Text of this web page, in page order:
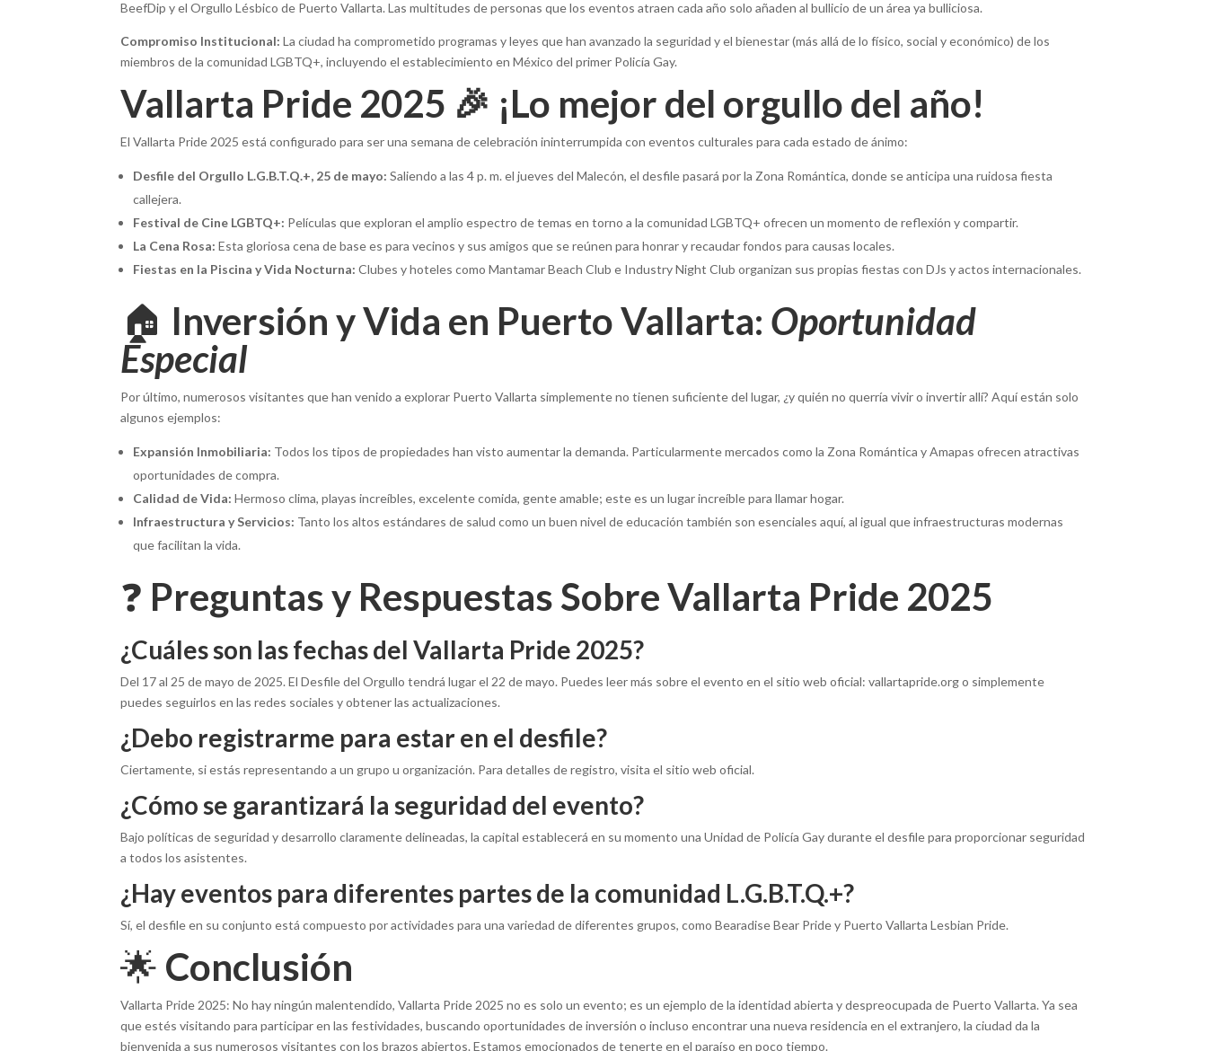
BeefDip y el Orgullo Lésbico de Puerto Vallarta. Las multitudes de personas que los eventos atraen cada año solo añaden al bullicio de un área ya bulliciosa.
Compromiso Institucional: La ciudad ha comprometido programas y leyes que han avanzado la seguridad y el bienestar (más allá de lo físico, social y económico) de los
miembros de la comunidad LGBTQ+, incluyendo el establecimiento en México del primer Policía Gay.
Vallarta Pride 2025 🎉 ¡Lo mejor del orgullo del año!
El Vallarta Pride 2025 está configurado para ser una semana de celebración ininterrumpida con eventos culturales para cada estado de ánimo:
Desfile del Orgullo L.G.B.T.Q.+, 25 de mayo: Saliendo a las 4 p. m. el jueves del Malecón, el desfile pasará por la Zona Romántica, donde se anticipa una ruidosa fiesta
callejera.
Festival de Cine LGBTQ+: Películas que exploran el amplio espectro de temas en torno a la comunidad LGBTQ+ ofrecen un momento de reflexión y compartir.
La Cena Rosa: Esta gloriosa cena de base es para vecinos y sus amigos que se reúnen para honrar y recaudar fondos para causas locales.
Fiestas en la Piscina y Vida Nocturna: Clubes y hoteles como Mantamar Beach Club e Industry Night Club organizan sus propias fiestas con DJs y actos internacionales.
🏠 Inversión y Vida en Puerto Vallarta: Oportunidad
Especial
Por último, numerosos visitantes que han venido a explorar Puerto Vallarta simplemente no tienen suficiente del lugar, ¿y quién no querría vivir o invertir allí? Aquí están solo
algunos ejemplos:
Expansión Inmobiliaria: Todos los tipos de propiedades han visto aumentar la demanda. Particularmente mercados como la Zona Romántica y Amapas ofrecen atractivas
oportunidades de compra.
Calidad de Vida: Hermoso clima, playas increíbles, excelente comida, gente amable; este es un lugar increíble para llamar hogar.
Infraestructura y Servicios: Tanto los altos estándares de salud como un buen nivel de educación también son esenciales aquí, al igual que infraestructuras modernas
que facilitan la vida.
❓ Preguntas y Respuestas Sobre Vallarta Pride 2025
¿Cuáles son las fechas del Vallarta Pride 2025?
Del 17 al 25 de mayo de 2025. El Desfile del Orgullo tendrá lugar el 22 de mayo. Puedes leer más sobre el evento en el sitio web oficial: vallartapride.org o simplemente
puedes seguirlos en las redes sociales y obtener las actualizaciones.
¿Debo registrarme para estar en el desfile?
Ciertamente, si estás representando a un grupo u organización. Para detalles de registro, visita el sitio web oficial.
¿Cómo se garantizará la seguridad del evento?
Bajo políticas de seguridad y desarrollo claramente delineadas, la capital establecerá en su momento una Unidad de Policía Gay durante el desfile para proporcionar seguridad
a todos los asistentes.
¿Hay eventos para diferentes partes de la comunidad L.G.B.T.Q.+?
Sí, el desfile en su conjunto está compuesto por actividades para una variedad de diferentes grupos, como Bearadise Bear Pride y Puerto Vallarta Lesbian Pride.
🌟 Conclusión
Vallarta Pride 2025: No hay ningún malentendido, Vallarta Pride 2025 no es solo un evento; es un ejemplo de la identidad abierta y despreocupada de Puerto Vallarta. Ya sea
que estés visitando para participar en las festividades, buscando oportunidades de inversión o incluso encontrar una nueva residencia en el extranjero, la ciudad da la
bienvenida a sus numerosos visitantes con los brazos abiertos. Estamos emocionados de tenerte en el paraíso en poco tiempo.